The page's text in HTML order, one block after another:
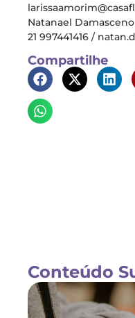
Natanael Damasceno
21 997441416 /
Compartilhe
Conteúdo